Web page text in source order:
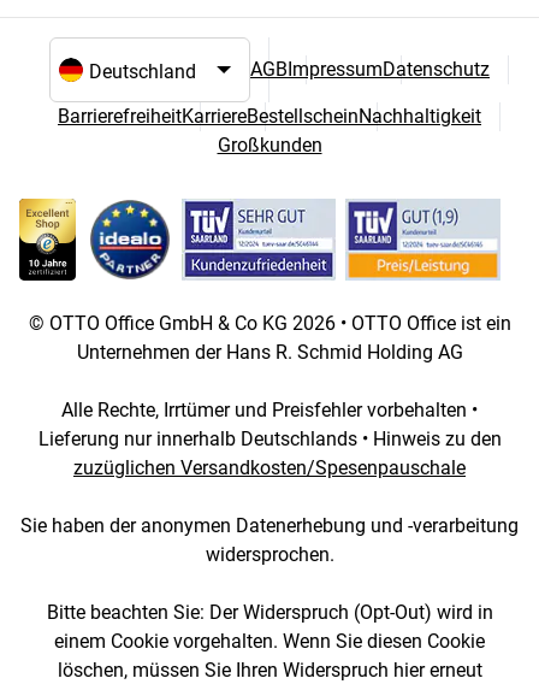
Sprach- und Landesauswahl
AGBImpressumDatenschutz
BarrierefreiheitKarriereBestellscheinNachhaltigkeit
Großkunden
© OTTO Office GmbH & Co KG 2026 • OTTO Office ist ein
Unternehmen der Hans R. Schmid Holding AG
Alle Rechte, Irrtümer und Preisfehler vorbehalten •
Lieferung nur innerhalb Deutschlands • Hinweis zu den
zuzüglichen Versandkosten/Spesenpauschale
Sie haben der anonymen Datenerhebung und -verarbeitung
widersprochen.
Bitte beachten Sie: Der Widerspruch (Opt-Out) wird in
einem Cookie vorgehalten. Wenn Sie diesen Cookie
löschen, müssen Sie Ihren Widerspruch hier erneut